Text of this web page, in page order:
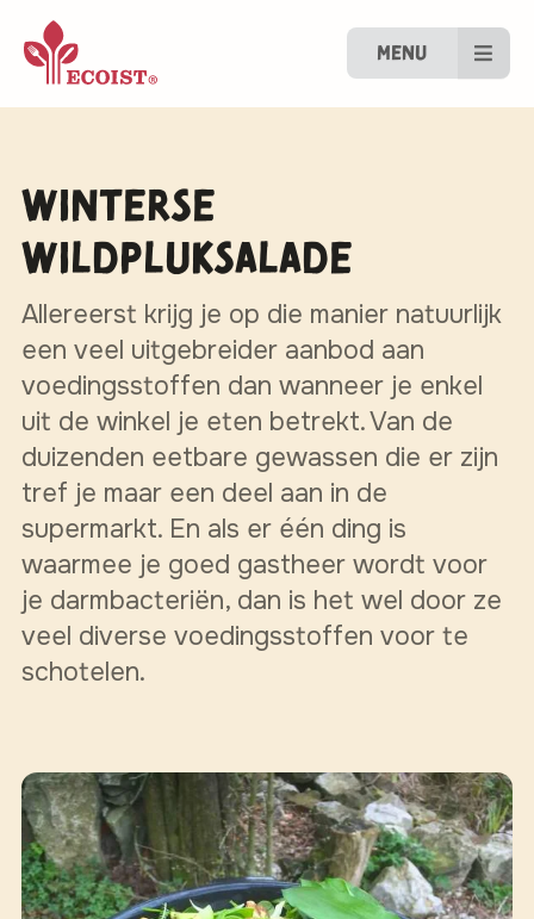
Menu
Winterse
wildpluksalade
Allereerst krijg je op die manier natuurlijk
een veel uitgebreider aanbod aan
voedingsstoffen dan wanneer je enkel
uit de winkel je eten betrekt. Van de
duizenden eetbare gewassen die er zijn
tref je maar een deel aan in de
supermarkt. En als er één ding is
waarmee je goed gastheer wordt voor
je darmbacteriën, dan is het wel door ze
veel diverse voedingsstoffen voor te
schotelen.